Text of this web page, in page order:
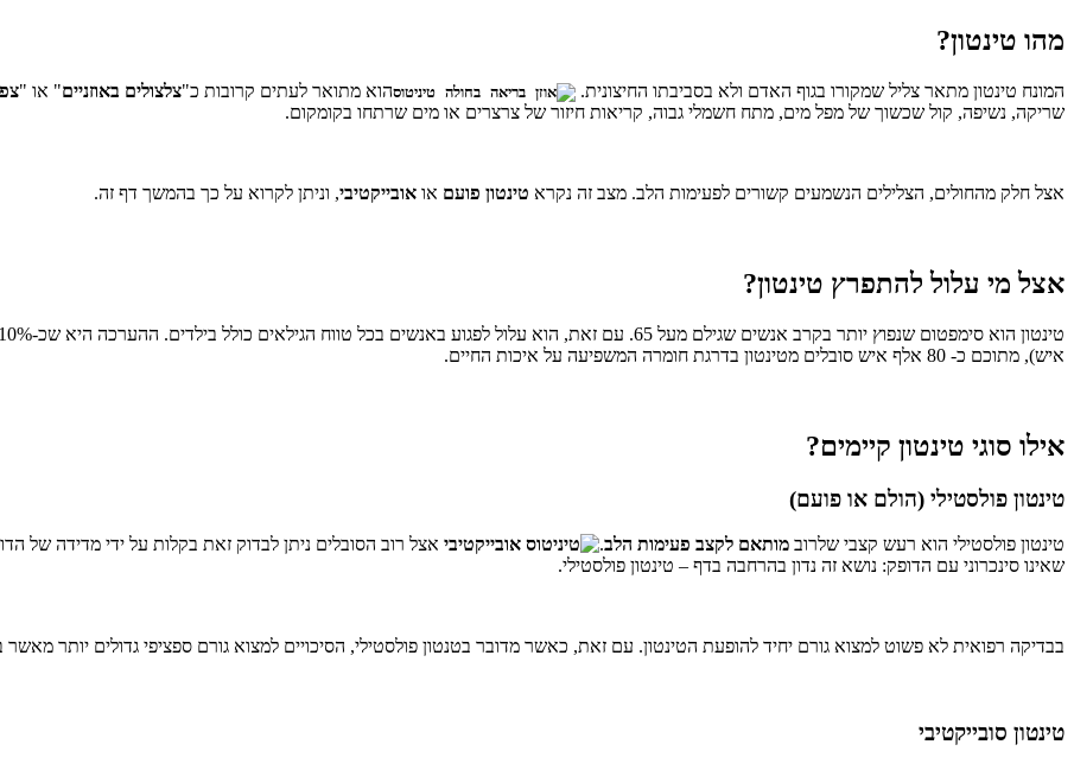
מהו טינטון?
המונח טינטון מתאר צליל שמקורו בגוף האדם ולא בסביבתו החיצונית. הוא מתואר לעתים קרובות כ"צלצולים באוזניים" או "
שריקה, נשיפה, קול שכשוך של מפל מים, מתח חשמלי גבוה, קריאות חיזור של צרצרים או מים שרתחו בקומקום.
אצל חלק מהחולים, הצלילים הנשמעים קשורים לפעימות הלב. מצב זה נקרא טינטון פועם או אובייקטיבי, וניתן לקרוא על כך בהמשך דף זה.
אצל מי עלול להתפרץ טינטון?
איש), מתוכם כ- 80 אלף איש סובלים מטינטון בדרגת חומרה המשפיעה על איכות החיים.
אילו סוגי טינטון קיימים?
טינטון פולסטילי (הולם או פועם)
טינטון פולסטילי הוא רעש קצבי שלרוב מותאם לקצב פעימות הלב.
אצל רוב הסובלים ניתן לבדוק זאת בקלות על ידי מדידה של
שאינו סינכרוני עם הדופק: נושא זה נדון בהרחבה בדף – טינטון פולסטילי.
בבדיקה רפואית לא פשוט למצוא גורם יחיד להופעת הטינטון. עם זאת, כאשר מדובר בטנטון פולסטילי, הסיכויים למצוא גורם ספציפי גדולים יותר מאשר
טינטון סובייקטיבי